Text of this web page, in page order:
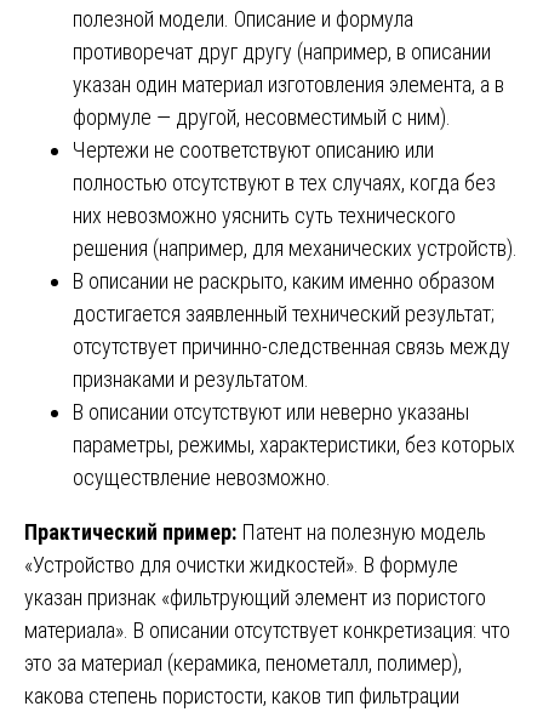
полезной модели. Описание и формула
противоречат друг другу (например, в описании
указан один материал изготовления элемента, а в
формуле — другой, несовместимый с ним).
Чертежи не соответствуют описанию или
полностью отсутствуют в тех случаях, когда без
них невозможно уяснить суть технического
решения (например, для механических устройств).
В описании не раскрыто, каким именно образом
достигается заявленный технический результат;
отсутствует причинно-следственная связь между
признаками и результатом.
В описании отсутствуют или неверно указаны
параметры, режимы, характеристики, без которых
осуществление невозможно.
Практический пример: Патент на полезную модель
«Устройство для очистки жидкостей». В формуле
указан признак «фильтрующий элемент из пористого
материала». В описании отсутствует конкретизация: что
это за материал (керамика, пенометалл, полимер),
какова степень пористости, каков тип фильтрации